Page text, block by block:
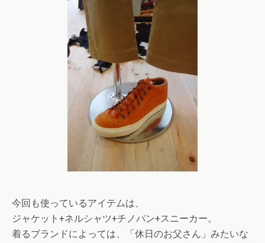
今回も使っているアイテムは、
ジャケット+ネルシャツ+チノパン+スニーカー。
着るブランドによっては、「休日のお父さん」みたいな